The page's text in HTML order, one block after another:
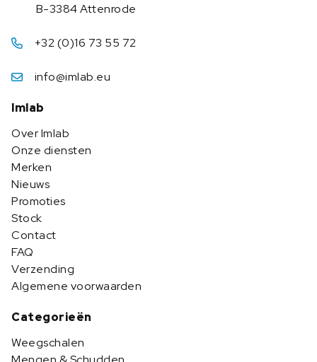
B-3384 Attenrode
+32 (0)16 73 55 72
info@imlab.eu
Imlab
Over Imlab
Onze diensten
Merken
Nieuws
Promoties
Stock
Contact
FAQ
Verzending
Algemene voorwaarden
Categorieën
Weegschalen